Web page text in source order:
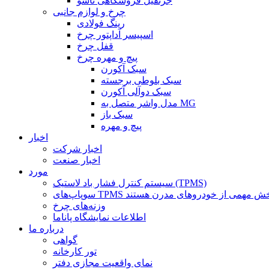
چرخ و لوازم جانبی
رینگ فولادی
اسپیسر آداپتور چرخ
قفل چرخ
پیچ و مهره چرخ
سبک آکورن
سبک بلوطی برجسته
سبک دوآلی آکورن
مدل واشر متصل به MG
سبک باز
پیچ و مهره
اخبار
اخبار شرکت
اخبار صنعت
مورد
سیستم کنترل فشار باد لاستیک (TPMS)
وزنه‌های چرخ
اطلاعات نمایشگاه پاناما
درباره ما
گواهی
تور کارخانه
نمای واقعیت مجازی دفتر